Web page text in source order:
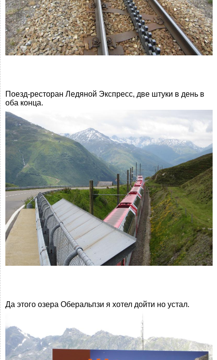
Поезд-ресторан Ледяной Экспресс, две штуки в день в
оба конца.
Да этого озера Оберальпзи я хотел дойти но устал.